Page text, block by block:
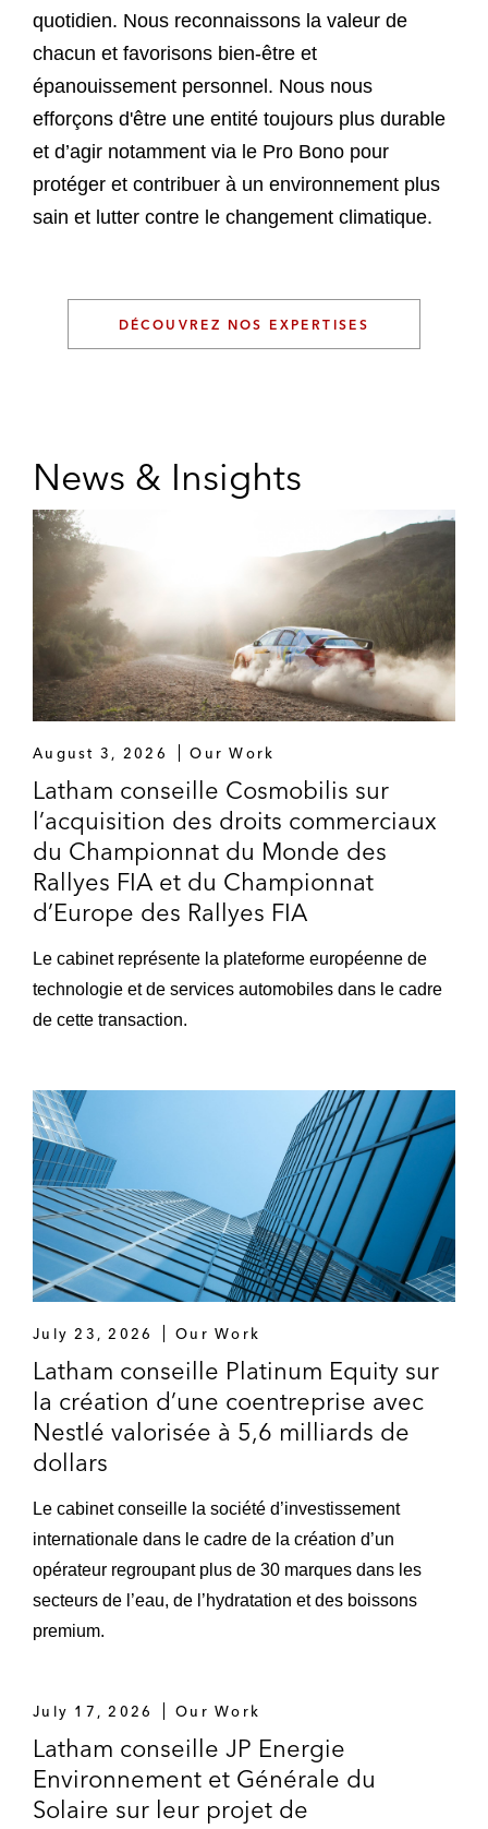
quotidien. Nous reconnaissons la valeur de
chacun et favorisons bien-être et
épanouissement personnel. Nous nous
efforçons d'être une entité toujours plus durable
et d’agir notamment via le Pro Bono pour
protéger et contribuer à un environnement plus
sain et lutter contre le changement climatique.
DÉCOUVREZ NOS EXPERTISES
News & Insights
August 3, 2026 Our Work
Latham conseille Cosmobilis sur
l’acquisition des droits commerciaux
du Championnat du Monde des
Rallyes FIA et du Championnat
d’Europe des Rallyes FIA
Le cabinet représente la plateforme européenne de
technologie et de services automobiles dans le cadre
de cette transaction.
July 23, 2026 Our Work
Latham conseille Platinum Equity sur
la création d’une coentreprise avec
Nestlé valorisée à 5,6 milliards de
dollars
Le cabinet conseille la société d’investissement
internationale dans le cadre de la création d’un
opérateur regroupant plus de 30 marques dans les
secteurs de l’eau, de l’hydratation et des boissons
premium.
July 17, 2026 Our Work
Latham conseille JP Energie
Environnement et Générale du
Solaire sur leur projet de